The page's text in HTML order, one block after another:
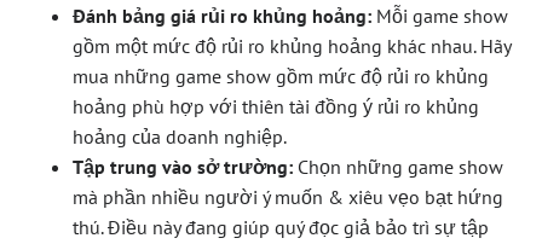
Đánh bảng giá rủi ro khủng hoảng: Mỗi game show
gồm một mức độ rủi ro khủng hoảng khác nhau. Hãy
mua những game show gồm mức độ rủi ro khủng
hoảng phù hợp với thiên tài đồng ý rủi ro khủng
hoảng của doanh nghiệp.
Tập trung vào sở trường: Chọn những game show
mà phần nhiều người ý muốn & xiêu vẹo bạt hứng
thú. Điều này đang giúp quý đọc giả bảo trì sự tập